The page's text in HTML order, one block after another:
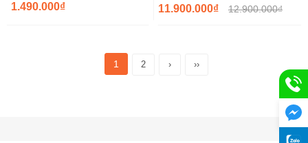
1.490.000₫ 11.900.000₫ 12.900.000₫
1 2 › ››